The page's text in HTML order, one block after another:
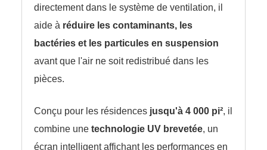
directement dans le système de ventilation, il
aide à réduire les contaminants, les
bactéries et les particules en suspension
avant que l'air ne soit redistribué dans les
pièces.
Conçu pour les résidences jusqu'à 4 000 pi², il
combine une technologie UV brevetée, un
écran intelligent affichant les performances en